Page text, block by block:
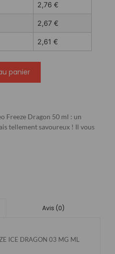
2,76 €
2,67 €
2,61 €
panier
Freeze Dragon 50 ml : un
tellement savoureux ! Il vous
Avis (0)
ICE DRAGON 03 MG ML